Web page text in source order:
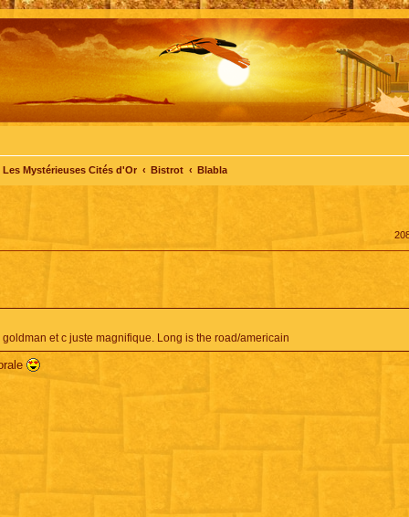
Les Mystérieuses Cités d'Or Bistrot Blabla
et c juste magnifique. Long is the road/americain